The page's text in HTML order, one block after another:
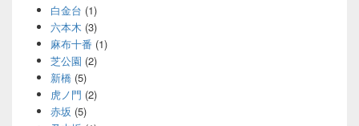
白金台 (1)
六本木 (3)
麻布十番 (1)
芝公園 (2)
新橋(5)
虎ノ門 (2)
赤坂 (5)